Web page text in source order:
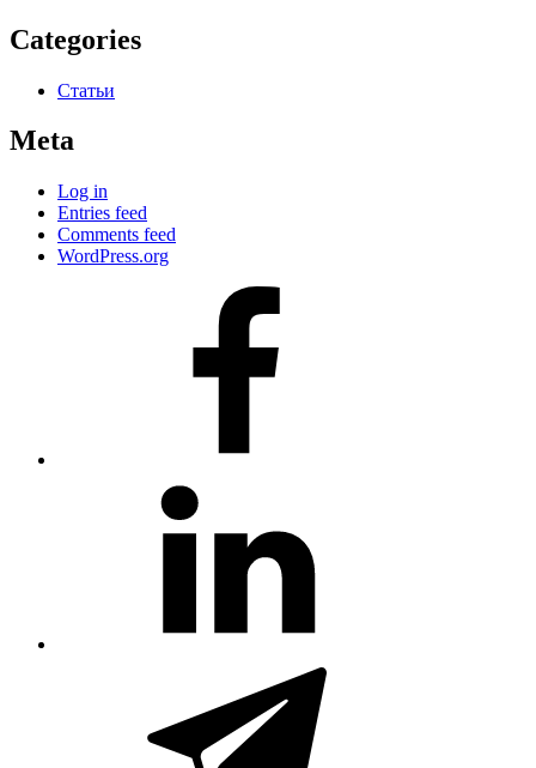
Categories
Статьи
Meta
Log in
Entries feed
Comments feed
WordPress.org